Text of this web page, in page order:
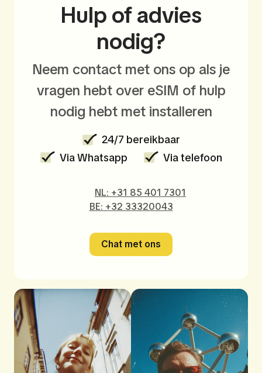
Hulp of advies
nodig?
Neem contact met ons op als je
vragen hebt over eSIM of hulp
nodig hebt met installeren
24/7 bereikbaar
Via Whatsapp
Via telefoon
NL: +31 85 401 7301
BE: +32 33320043
Chat met ons